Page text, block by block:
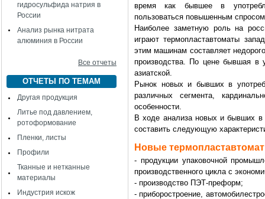
гидросульфида натрия в
России
Анализ рынка нитрата
алюминия в России
Все отчеты
ОТЧЕТЫ ПО ТЕМАМ
Другая продукция
Литье под давлением,
ротоформование
Пленки, листы
Профили
Тканные и нетканные
материалы
Индустрия искож
время как бывшее в
пользоваться повышенным
Наиболее заметную роль на
играют термопластавтоматы
этим машинам составляет
производства. По цене бывшая в
азиатской.
Рынок новых и бывших в
различных сегмента,
особенности.
В ходе анализа новых и бывших в
составить следующую
Новые
- продукции упаковочной
производственного цикла с
- производство ПЭТ-преформ;
- приборостроение,